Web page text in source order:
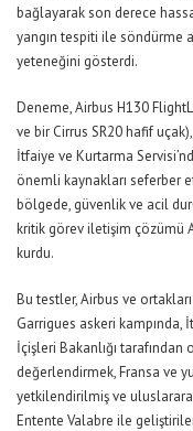
bağlayarak son derece
yangın tespiti ile söndürme
yeteneğini gösterdi.
Deneme, Airbus H130
ve bir Cirrus SR20 hafif
İtfaiye ve Kurtarma
önemli kaynakları seferber
bölgede, güvenlik ve acil
kritik görev iletişim çözümü
kurdu.
Bu testler, Airbus ve
Garrigues askeri kampında,
İçişleri Bakanlığı tarafından
değerlendirmek, Fransa ve
yetkilendirilmiş ve
Entente Valabre ile